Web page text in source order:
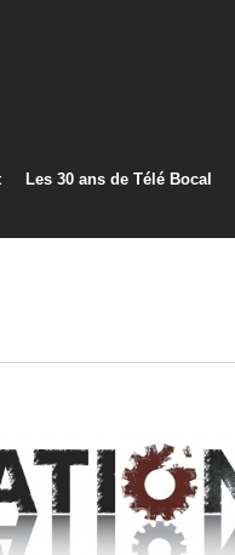
Les 30 ans de Télé Bocal